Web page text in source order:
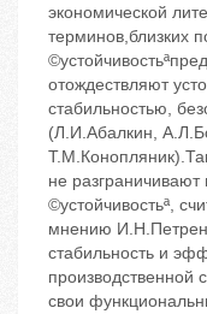
экономической
терминов,близких
отождествляют
стабильностью,
(Л.И.Абалкин,
не разграничивают
©устойчивостьª,
мнению
стабильность и
производственной
свои